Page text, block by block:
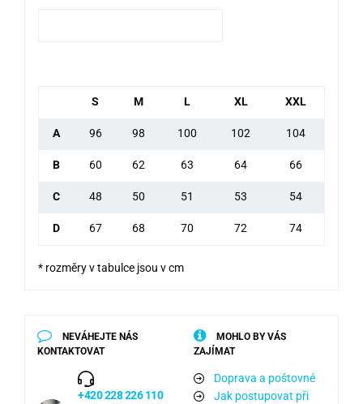
S M L XL XXL
A 96 98 100 102 104
B 60 62 63 64 66
C 48 50 51 53 54
D 67 68 70 72 74
* rozměry v tabulce jsou v cm
NEVÁHEJTE NÁS
KONTAKTOVAT
+420 228 226 110
MOHLO BY VÁS
ZAJÍMAT
Doprava a poštovné
Jak postupovat při